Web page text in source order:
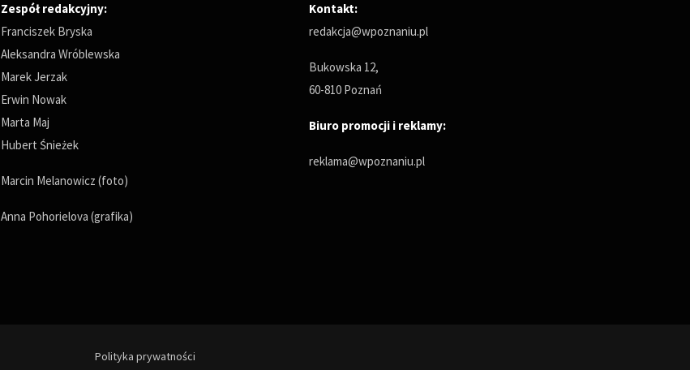
Zespół redakcyjny:
Franciszek Bryska
Aleksandra Wróblewska
Marek Jerzak
Erwin Nowak
Marta Maj
Hubert Śnieżek
Marcin Melanowicz (foto)
Anna Pohorielova (grafika)
Kontakt:
redakcja@wpoznaniu.pl
Bukowska 12,
60-810 Poznań
Biuro promocji i reklamy:
reklama@wpoznaniu.pl
Polityka prywatności